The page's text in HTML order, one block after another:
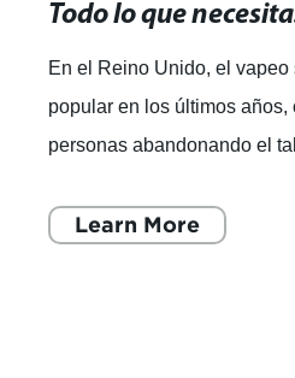
En el Reino Unido, el
popular en los últimos
personas abandonando el
Learn More